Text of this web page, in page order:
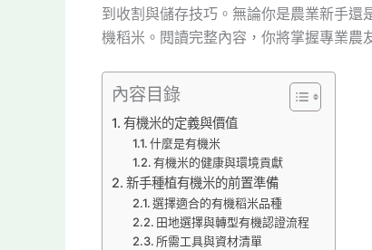
到收割與儲存技巧。無論你是農業新手
機稻米。閱讀完整內容，你將掌握專業農
內容目錄
有機米的定義與價值
什麼是有機米
有機米的健康與環境貢獻
新手種植有機米的前置準備
選擇適合的有機稻米品種
田地選擇與轉型有機認證流程
所需工具與資材清單